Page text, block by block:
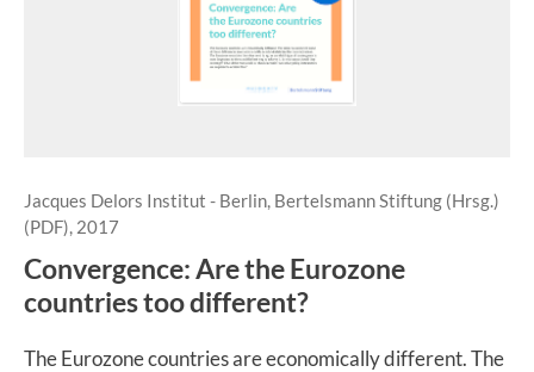
Jacques Delors Institut - Berlin, Bertelsmann Stiftung (Hrsg.)
(PDF), 2017
Convergence: Are the Eurozone
countries too different?
The Eurozone countries are economically different. The